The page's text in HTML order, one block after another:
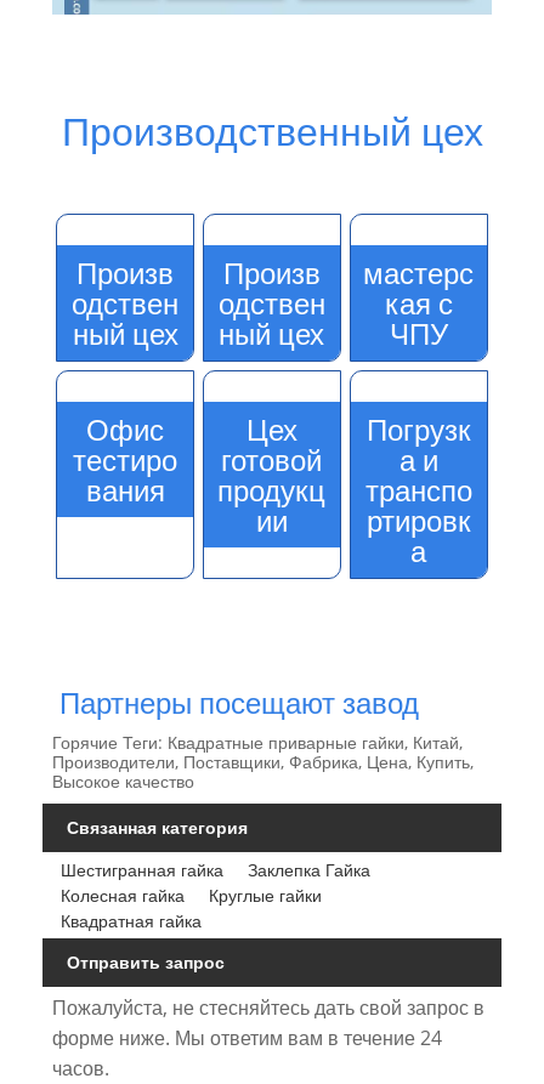
Производственный цех
Произв
одствен
ный цех
Произв
одствен
ный цех
мастерс
кая с
ЧПУ
Офис
тестиро
вания
Цех
готовой
продукц
ии
Погрузк
а и
транспо
ртировк
а
Партнеры посещают завод
Горячие Теги: Квадратные приварные гайки, Китай,
Производители, Поставщики, Фабрика, Цена, Купить,
Высокое качество
Связанная категория
Шестигранная гайка
Заклепка Гайка
Колесная гайка
Круглые гайки
Квадратная гайка
Отправить запрос
Пожалуйста, не стесняйтесь дать свой запрос в
форме ниже. Мы ответим вам в течение 24
часов.